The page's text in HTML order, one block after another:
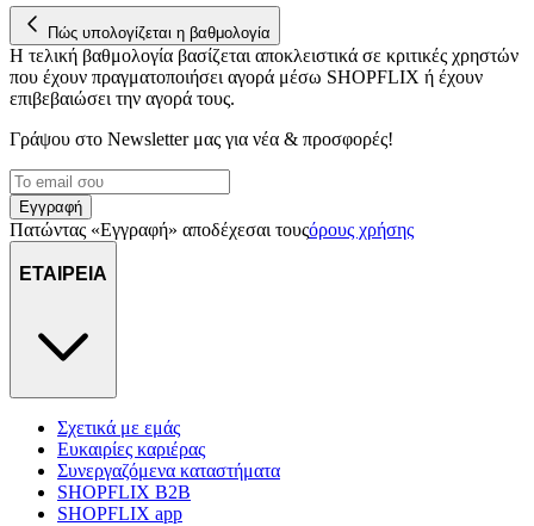
Πώς υπολογίζεται η βαθμολογία
Η τελική βαθμολογία βασίζεται αποκλειστικά σε κριτικές χρηστών
που έχουν πραγματοποιήσει αγορά μέσω SHOPFLIX ή έχουν
επιβεβαιώσει την αγορά τους.
Γράψου στο Νewsletter μας για νέα & προσφορές!
Εγγραφή
Πατώντας «Εγγραφή» αποδέχεσαι τουςόρους χρήσης
ΕΤΑΙΡΕΙΑ
Σχετικά με εμάς
Ευκαιρίες καριέρας
Συνεργαζόμενα καταστήματα
SHOPFLIX B2B
SHOPFLIX app